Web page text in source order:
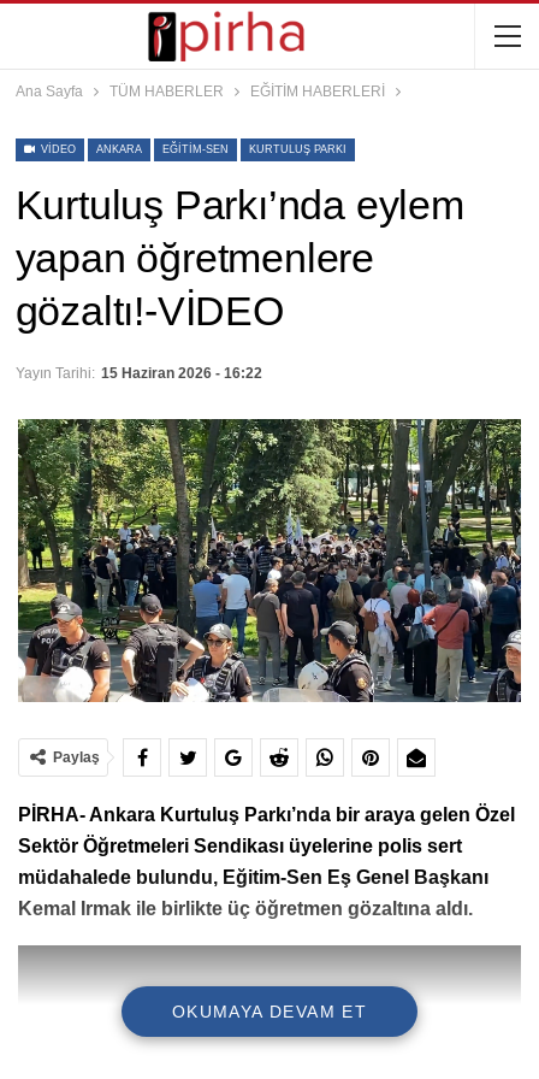
Ana Sayfa TÜM HABERLER EĞİTİM HABERLERİ
VIDEO ANKARA EĞITIM-SEN KURTULUŞ PARKI
Kurtuluş Parkı’nda eylem
yapan öğretmenlere
gözaltı!-VİDEO
Yayın Tarihi: 15 Haziran 2026 - 16:22
Paylaş
PİRHA- Ankara Kurtuluş Parkı’nda bir araya gelen Özel
Sektör Öğretmeleri Sendikası üyelerine polis sert
müdahalede bulundu, Eğitim-Sen Eş Genel Başkanı
Kemal Irmak ile birlikte üç öğretmen gözaltına aldı.
OKUMAYA DEVAM ET